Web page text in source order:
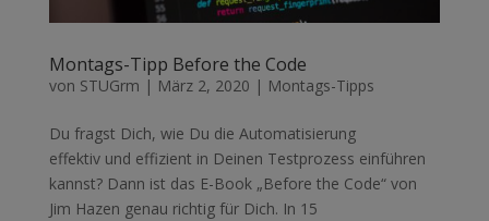
Montags-Tipp Before the Code
von STUGrm | März 2, 2020 | Montags-Tipps
Du fragst Dich, wie Du die Automatisierung
effektiv und effizient in Deinen Testprozess einführen
kannst? Dann ist das E-Book „Before the Code“ von
Jim Hazen genau richtig für Dich. In 15